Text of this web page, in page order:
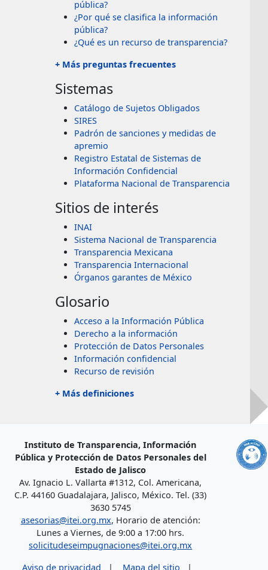
pública?
¿Por qué se clasifica la información
pública?
¿Qué es un recurso de transparencia?
+ Más preguntas frecuentes
Sistemas
Catálogo de Sujetos Obligados
SIRES
Padrón de sanciones y medidas de
apremio
Registro Estatal de Sistemas de
Información Confidencial
Plataforma Nacional de Transparencia
Sitios de interés
INAI
Sistema Nacional de Transparencia
Transparencia Mexicana
Transparencia Internacional
Órganos garantes de México
Glosario
Acceso a la Información Pública
Derecho a la información
Protección de Datos Personales
Información confidencial
Recurso de revisión
+ Más definiciones
Instituto de Transparencia, Información
Pública y Protección de Datos Personales del
Estado de Jalisco
Av. Ignacio L. Vallarta #1312, Col. Americana,
C.P. 44160 Guadalajara, Jalisco, México. Tel. (33)
3630 5745
asesorias@itei.org.mx, Horario de atención:
Lunes a Viernes, de 9:00 a 17:00 hrs.
solicitudeseimpugnaciones@itei.org.mx
Aviso de privacidad | Mapa del sitio |